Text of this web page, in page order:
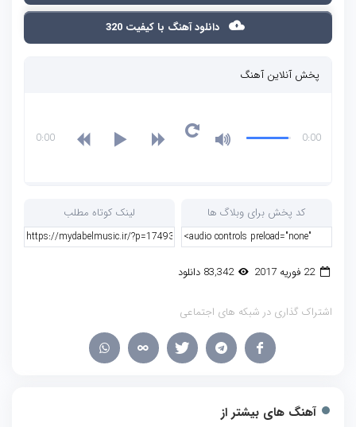
دانلود آهنگ با کیفیت 320
پخش آنلاین آهنگ
0:00
0:00
کد پخش برای وبلاگ ها لینک کوتاه مطلب
22 فوریه 2017 83,342 دانلود
اشتراک گذاری در شبکه های اجتماعی
آهنگ های بیشتر از